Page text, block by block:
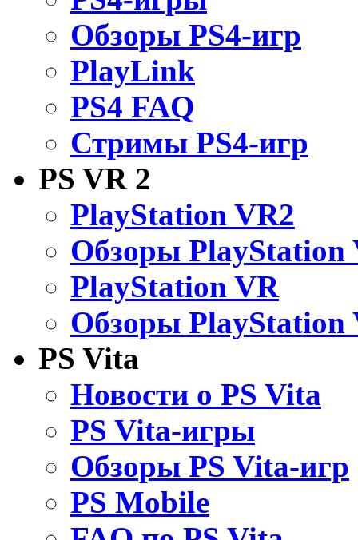
Обзоры PS4-игр
PlayLink
PS4 FAQ
Стримы PS4-игр
PS VR 2
PlayStation VR2
Обзоры PlayStation
PlayStation VR
Обзоры PlayStation
PS Vita
Новости о PS Vita
PS Vita-игры
Обзоры PS Vita-игр
PS Mobile